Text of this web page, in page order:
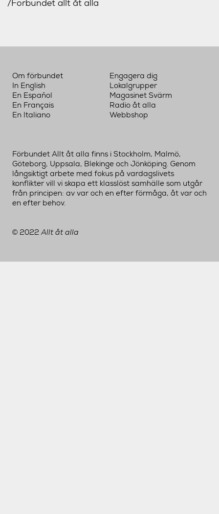
/Förbundet allt åt alla
Om förbundet
In English
En Español
En Français
En Italiano
Engagera dig
Lokalgrupper
Magasinet Svärm
Radio åt alla
Webbshop
Förbundet Allt åt alla finns i Stockholm, Malmö,
Göteborg, Uppsala, Blekinge och Jönköping. Genom
långsiktigt arbete med fokus på vardagslivets
konflikter vill vi skapa ett klasslöst samhälle som utgår
från principen: av var och en efter förmåga, åt var och
en efter behov.
© 2022Allt åt alla